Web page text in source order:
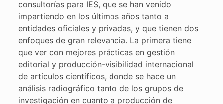
consultorías para IES, que se han venido
impartiendo en los últimos años tanto a
entidades oficiales y privadas, y que tienen dos
enfoques de gran relevancia. La primera tiene
que ver con mejores prácticas en gestión
editorial y producción-visibilidad internacional
de artículos científicos, donde se hace un
análisis radiográfico tanto de los grupos de
investigación en cuanto a producción de